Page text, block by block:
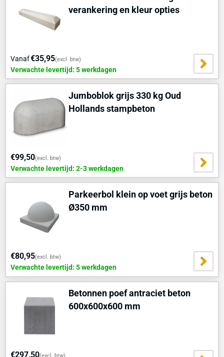
verankering en kleur opties
Vanaf€35,95(excl. btw)
Verwachte levertijd: 5 werkdagen
Jumboblok grijs 330 kg Oud
Hollands stampbeton
€99,50(excl. btw)
Verwachte levertijd: 2-3 werkdagen
Parkeerbol klein op voet grijs beton
Ø350 mm
€80,95(excl. btw)
Verwachte levertijd: 5 werkdagen
Betonnen poef antraciet beton
600x600x600 mm
€297,50